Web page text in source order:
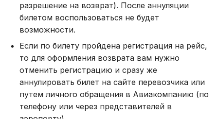
разрешение на возврат). После аннуляции
билетом воспользоваться не будет
возможности.
Если по билету пройдена регистрация на рейс,
то для оформления возврата вам нужно
отменить регистрацию и сразу же
аннулировать билет на сайте перевозчика или
путем личного обращения в Авиакомпанию (по
телефону или через представителей в